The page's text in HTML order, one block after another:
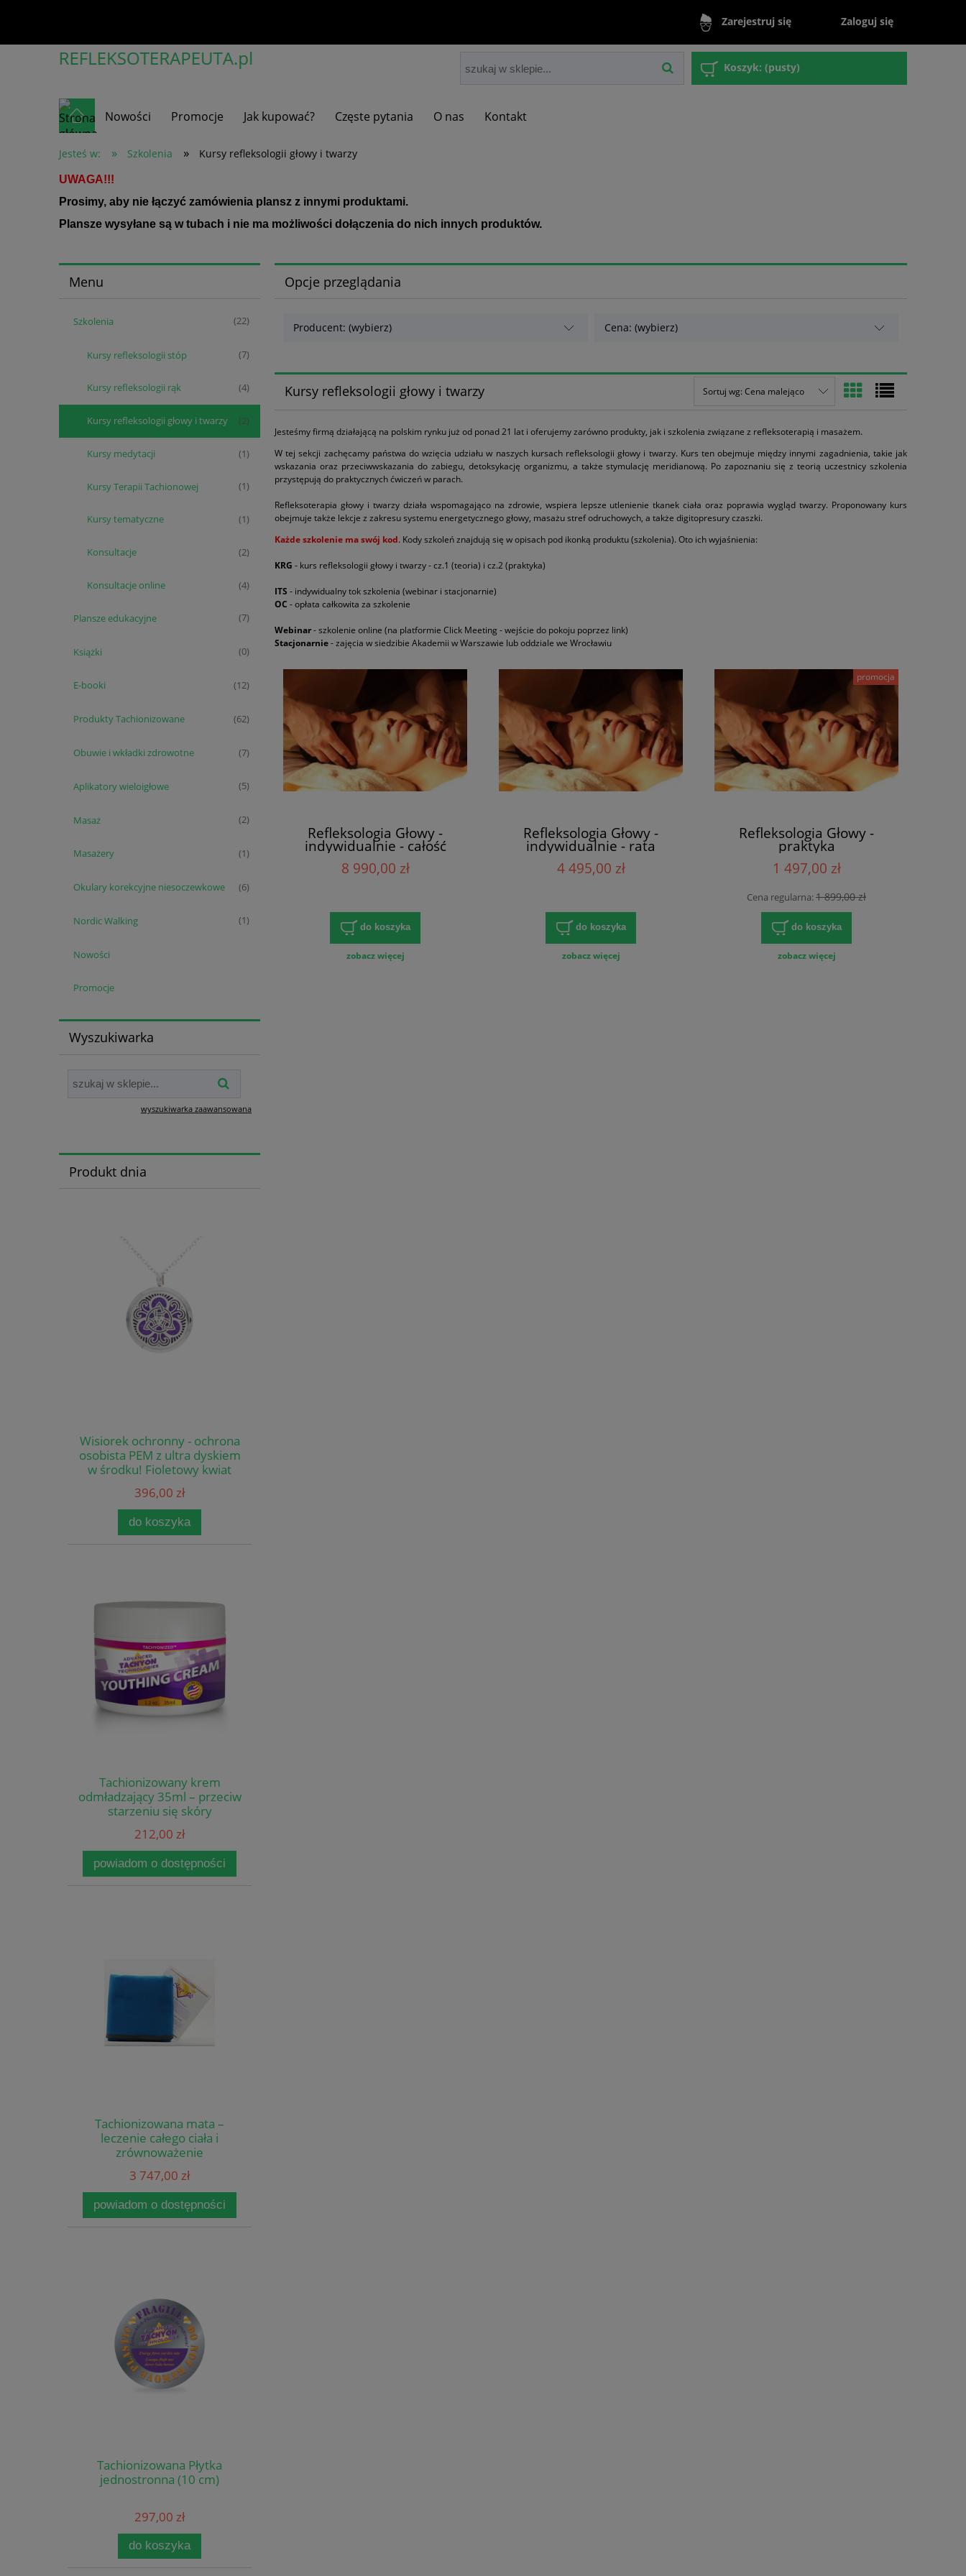
Zarejestruj się Zaloguj się
Koszyk: (pusty)
Nowości Promocje Jak kupować? Częste pytania O nas Kontakt
Jesteś w: » Szkolenia » Kursy refleksologii głowy i twarzy
UWAGA!!!
Prosimy, aby nie łączyć zamówienia plansz z innymi produktami.
Plansze wysyłane są w tubach i nie ma możliwości dołączenia do nich innych produktów.
Menu
Szkolenia (22)
Kursy refleksologii stóp (7)
Kursy refleksologii rąk (4)
Kursy refleksologii głowy i twarzy (2)
Kursy medytacji (1)
Kursy Terapii Tachionowej (1)
Kursy tematyczne (1)
Konsultacje (2)
Konsultacje online (4)
Plansze edukacyjne (7)
Książki (0)
E-booki (12)
Produkty Tachionizowane (62)
Obuwie i wkładki zdrowotne (7)
Aplikatory wieloigłowe (5)
Masaż (2)
Masażery (1)
Okulary korekcyjne niesoczewkowe (6)
Nordic Walking (1)
Nowości
Promocje
Wyszukiwarka
wyszukiwarka zaawansowana
Produkt dnia
Wisiorek ochronny - ochrona
osobista PEM z ultra dyskiem
w środku! Fioletowy kwiat
396,00 zł
do koszyka
Tachionizowany krem
odmładzający 35ml – przeciw
starzeniu się skóry
212,00 zł
powiadom o dostępności
Tachionizowana mata –
leczenie całego ciała i
zrównoważenie
energetyczne 8 godzin na
dobę
3 747,00 zł
powiadom o dostępności
Tachionizowana Płytka
jednostronna (10 cm)
297,00 zł
do koszyka
Opcje przeglądania
Producent: (wybierz) Cena: (wybierz)
Kursy refleksologii głowy i twarzy Sortuj wg: Cena malejąco
Jesteśmy firmą działającą na polskim rynku już od ponad 21 lat i oferujemy zarówno produkty, jak i szkolenia związane z refleksoterapią i masażem.
W tej sekcji zachęcamy państwa do wzięcia udziału w naszych kursach refleksologii głowy i twarzy. Kurs ten obejmuje między innymi zagadnienia, takie jak
wskazania oraz przeciwwskazania do zabiegu, detoksykację organizmu, a także stymulację meridianową. Po zapoznaniu się z teorią uczestnicy szkolenia
przystępują do praktycznych ćwiczeń w parach.
Refleksoterapia głowy i twarzy działa wspomagająco na zdrowie, wspiera lepsze utlenienie tkanek ciała oraz poprawia wygląd twarzy. Proponowany kurs
obejmuje także lekcje z zakresu systemu energetycznego głowy, masażu stref odruchowych, a także digitopresury czaszki.
Każde szkolenie ma swój kod. Kody szkoleń znajdują się w opisach pod ikonką produktu (szkolenia). Oto ich wyjaśnienia:
KRG - kurs refleksologii głowy i twarzy - cz.1 (teoria) i cz.2 (praktyka)
ITS - indywidualny tok szkolenia (webinar i stacjonarnie)
OC - opłata całkowita za szkolenie
Webinar- szkolenie online (na platformie Click Meeting - wejście do pokoju poprzez link)
Stacjonarnie- zajęcia w siedzibie Akademii w Warszawie lub oddziale we Wrocławiu
Refleksologia Głowy -
indywidualnie - całość
8 990,00 zł
do koszyka
zobacz więcej
Refleksologia Głowy -
indywidualnie - rata
4 495,00 zł
do koszyka
zobacz więcej
Refleksologia Głowy -
praktyka
1 497,00 zł
Cena regularna:1 899,00 zł
do koszyka
zobacz więcej
promocja